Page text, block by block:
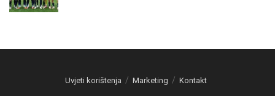
Uvjeti korištenja Marketing Kontakt